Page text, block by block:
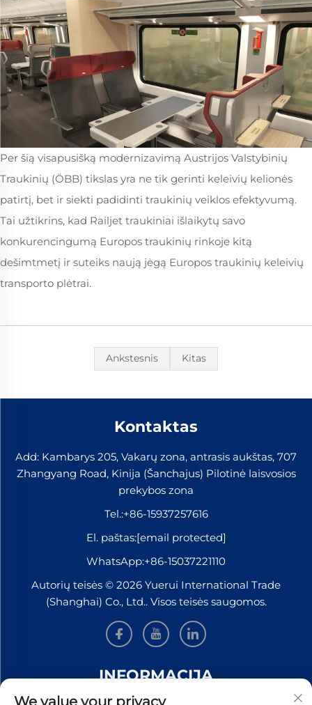
Per šią visapusišką modernizavimą Austrijos Valstybinių
Traukinių (ÖBB) tikslas yra ne tik gerinti keleivių kelionės
patirtį, bet ir siekti padidinti traukinių veiklos efektyvumą.
Tai užtikrins, kad Railjet traukiniai išlaikytų savo
konkurencingumą Europos traukinių rinkoje kitą
dešimtmetį ir suteiks naują jėgą Europos traukinių keleivių
transporto plėtrai.
Ankstesnis Kitas
Kontaktas
Add: Kambarys 205, Vakarų zona, antrasis aukštas, 707
Zhangyang Road, Kinija (Šanchajus) Pilotinė laisvosios
prekybos zona
Tel.:+86-15937257616
El. paštas:[email protected]
WhatsApp:+86-15037221110
Autorių teisės © 2026 Yuerui International Trade
(Shanghai) Co., Ltd.. Visos teisės saugomos.
INFORMACIJA
We value your privacy